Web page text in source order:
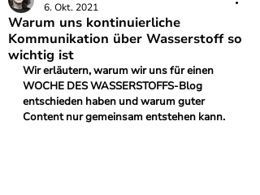
Warum uns kontinuierliche
Kommunikation über Wasserstoff so
wichtig ist
6. Okt. 2021
Wir erläutern, warum wir uns für einen
WOCHE DES WASSERSTOFFS-Blog
entschieden haben und warum guter
Content nur gemeinsam entstehen kann.